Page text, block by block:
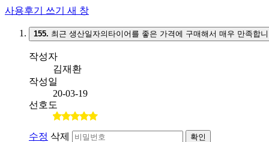
사용후기 쓰기 새 창
155. 최근 생산일자의타이어를 좋은 가격에 구매해서 매우 만족합
작성자
김재환
작성일
20-03-19
선호도
수정 삭제
확인